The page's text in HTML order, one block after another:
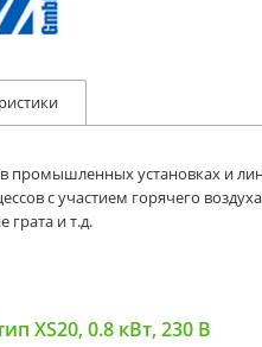
промышленных установках и
с участием горячего
грата и т.д.
XS20, 0.8 кВт, 230 В